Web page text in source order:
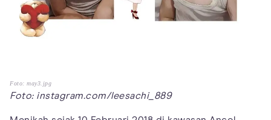
Foto: may3.jpg
Foto: instagram.com/leesachi_889